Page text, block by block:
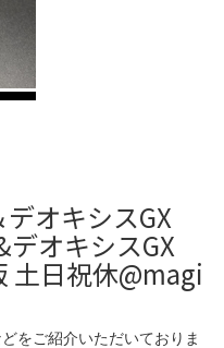
デオキシスGX
デオキシスGX
土日祝休@magi
をご紹介いただいておりま